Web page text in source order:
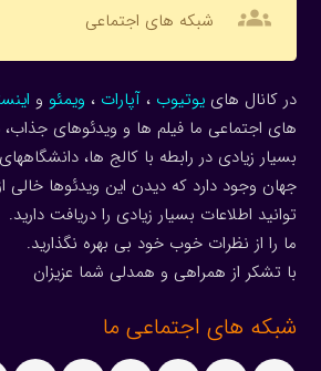
groups شبکه های اجتماعی
در کانال هاییوتیوب ، آپارات ، ویمئو و
های اجتماعی ما فیلم ها و ویدئوهای
بسیار زیادی در رابطه با کالج ها،
جهان وجود دارد که دیدن این ویدئوها
توانید اطلاعات بسیار زیادی را دریافت دارید.
ما را از نظرات خوب خود بی بهره نگذارید.
با تشکر از همراهی و همدلی شما عزیزان
شبکه های اجتماعی ما